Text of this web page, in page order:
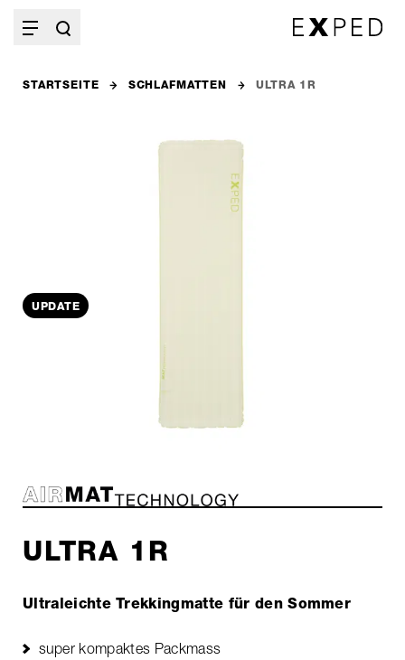
STARTSEITE SCHLAFMATTEN ULTRA 1R
UPDATE
ULTRA 1R
Ultraleichte Trekkingmatte für den Sommer
super kompaktes Packmass